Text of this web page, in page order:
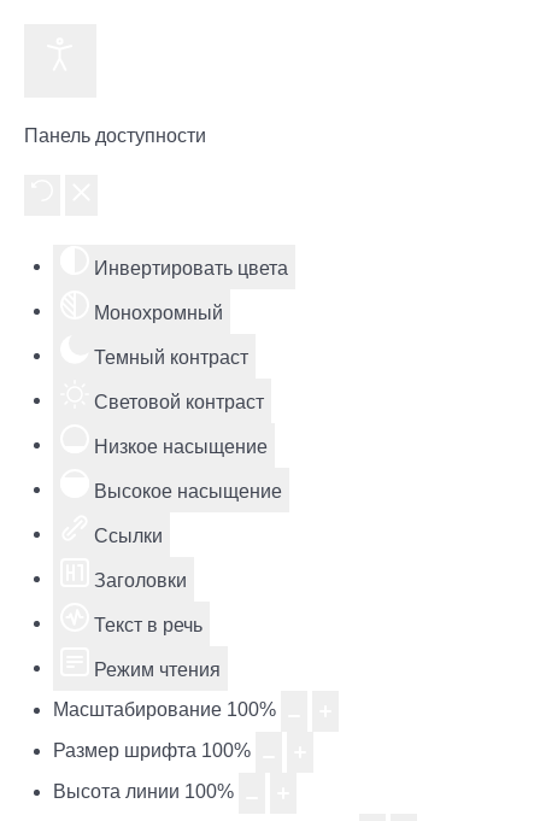
Панель доступности
Инвертировать цвета
Монохромный
Темный контраст
Световой контраст
Низкое насыщение
Высокое насыщение
Ссылки
Заголовки
Текст в речь
Режим чтения
Масштабирование 100%
Размер шрифта 100%
Высота линии 100%